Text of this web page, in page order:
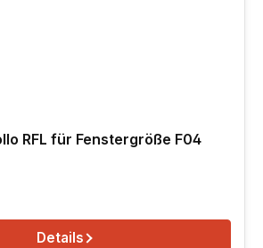
RFL für Fenstergröße F04
Details